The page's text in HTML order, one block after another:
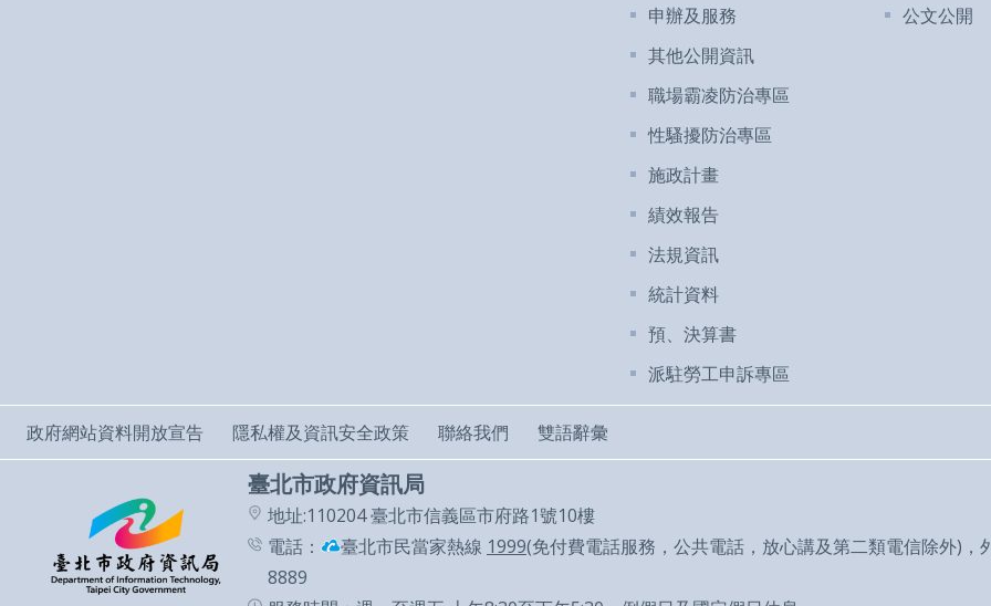
申辦及服務
其他公開資訊
職場霸凌防治專區
性騷擾防治專區
施政計畫
績效報告
法規資訊
統計資料
預、決算書
派駐勞工申訴專區
公文公開
政府網站資料開放宣告 隱私權及資訊安全政策 聯絡我們 雙語辭彙
臺北市政府資訊局
地址:110204 臺北市信義區市府路1號10樓
電話：
臺北市民當家熱線 1999(免付費電話服務，公共電話，放心講及第二類電信除外)，
8889